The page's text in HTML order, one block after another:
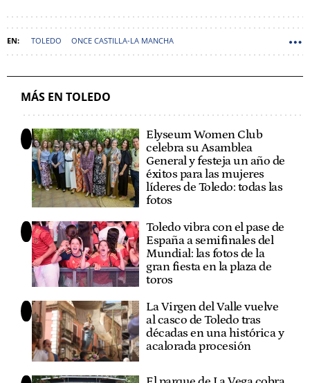
TOLEDO ONCE CASTILLA-LA MANCHA
MÁS EN TOLEDO
Elyseum Women Club
celebra su Asamblea
General y festeja un año de
éxitos para las mujeres
líderes de Toledo: todas las
fotos
Toledo vibra con el pase de
España a semifinales del
Mundial: las fotos de la
gran fiesta en la plaza de
toros
La Virgen del Valle vuelve
al casco de Toledo tras
décadas en una histórica y
acalorada procesión